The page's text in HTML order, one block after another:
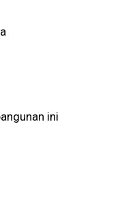
ini